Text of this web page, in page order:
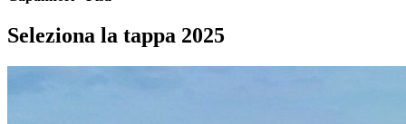
Seleziona la tappa 2025